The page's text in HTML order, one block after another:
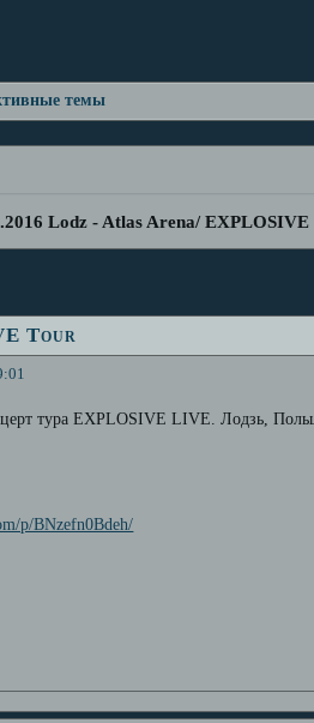
темы
Lodz - Atlas Arena/
Tour
тура EXPLOSIVE LIVE. Лодзь,
p/BNzefn0Bdeh/